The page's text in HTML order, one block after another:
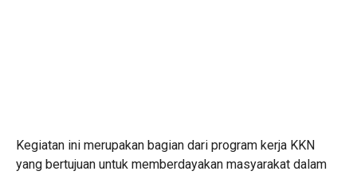
Kegiatan ini merupakan bagian dari program kerja KKN
yang bertujuan untuk memberdayakan masyarakat dalam